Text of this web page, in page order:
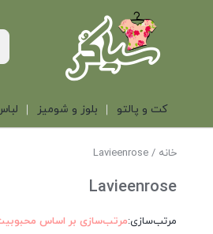
کت و پالتو بلوز و شومیز
خانه / Lavieenrose
Lavieenrose
مرتب‌سازی:مرتب‌سازی بر اساس